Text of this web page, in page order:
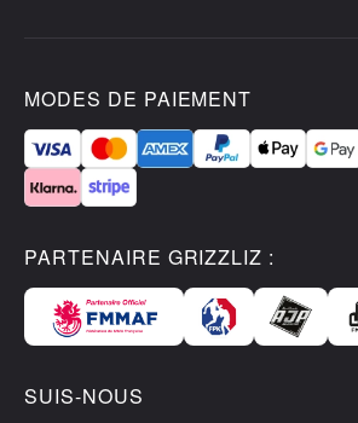
MODES DE PAIEMENT
PARTENAIRE GRIZZLIZ :
SUIS-NOUS